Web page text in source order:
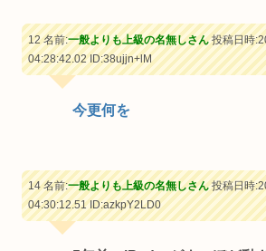
12 名前:一般よりも上級の名無しさん投稿日時
04:28:42.02ID:38ujjn+lM
今更何を
14 名前:一般よりも上級の名無しさん投稿日時
04:30:12.51ID:azkpY2LD0